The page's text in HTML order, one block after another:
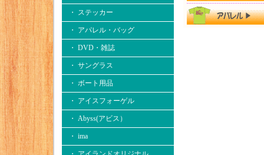
・ ステッカー
・ アパレル・バッグ
・ DVD・雑誌
・ サングラス
・ ボート用品
・ アイスフォーゲル
・ Abyss(アビス）
・ ima